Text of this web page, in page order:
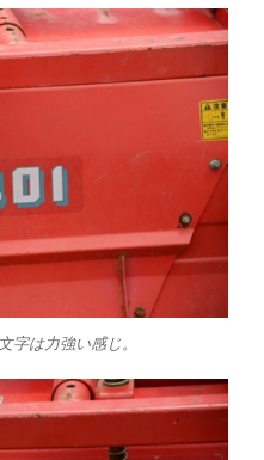
字は力強い感じ。